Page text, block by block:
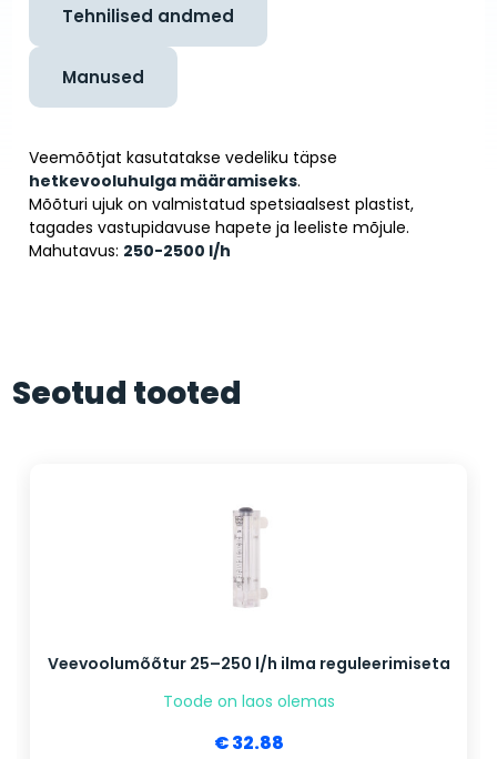
Tehnilised andmed
Manused
Veemõõtjat kasutatakse vedeliku täpse
hetkevooluhulga määramiseks.
Mõõturi ujuk on valmistatud spetsiaalsest plastist,
tagades vastupidavuse hapete ja leeliste mõjule.
Mahutavus: 250-2500 l/h
Seotud tooted
Veevoolumõõtur 25–250 l/h ilma reguleerimiseta
Toode on laos olemas
€ 32.88